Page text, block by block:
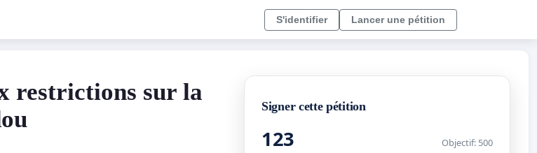
S'identifier Lancer une pétition
restrictions sur la
Signer cette pétition
123 Objectif: 500